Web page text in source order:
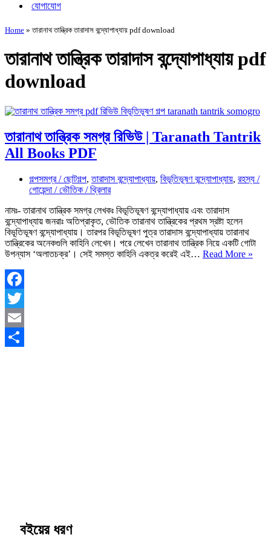
যোগাযোগ
Home »তারানাথ তান্ত্রিক তারাদাস বন্দ্যোপাধ্যায় pdf download
তারানাথ তান্ত্রিক তারাদাস বন্দ্যোপাধ্যায় pdf
download
তারানাথ তান্ত্রিক সমগ্র রিভিউ | Taranath Tantrik
All Books PDF
গল্পসমগ্র / ছোটগল্প,তারাদাস বন্দ্যোপাধ্যায়, বিভূতিভূষণ বন্দ্যোপাধ্যায়, রহস্য /
গোয়েন্দা / ভৌতিক / থ্রিলার
নামঃ- তারানাথ তান্ত্রিক সমগ্র লেখকঃ বিভূতিভূষণ বন্দ্যোপাধ্যায় এবং তারাদাস
বন্দ্যোপাধ্যায় জনরাঃ অতিপ্রাকৃত, ভৌতিক তারানাথ তান্ত্রিকের প্রথম স্রষ্টা হলেন
বিভূতিভূষণ বন্দ্যোপাধ্যায়। তারপর বিভূতিভূষণ পুত্র তারাদাস বন্দ্যোপাধ্যায় তারানাথ
তান্ত্রিকের অনেকগুলি কাহিনি লেখেন। পরে লেখেন তারানাথ তান্ত্রিক নিয়ে একটি গােটা
উপন্যাস ‘অলাতচক্র’। সেই সমস্ত কাহিনি একত্র করেই এই… Read More »
Facebook
Twitter
Email
বইয়ের ধরণ